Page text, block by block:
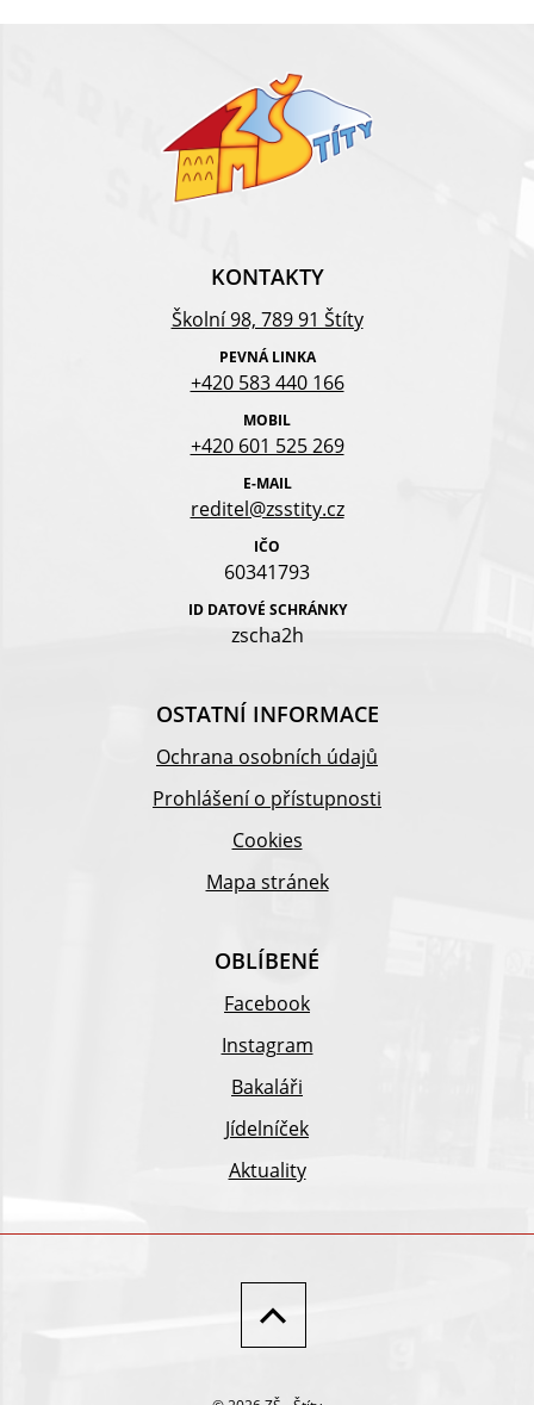
KONTAKTY
Školní 98, 789 91 Štíty
PEVNÁ LINKA
+420 583 440 166
MOBIL
+420 601 525 269
E-MAIL
reditel@zsstity.cz
IČO
60341793
ID DATOVÉ SCHRÁNKY
zscha2h
OSTATNÍ INFORMACE
Ochrana osobních údajů
Prohlášení o přístupnosti
Cookies
Mapa stránek
OBLÍBENÉ
Facebook
Instagram
Bakaláři
Jídelníček
Aktuality